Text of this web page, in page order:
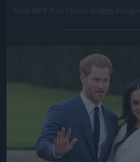
Jön még kép!